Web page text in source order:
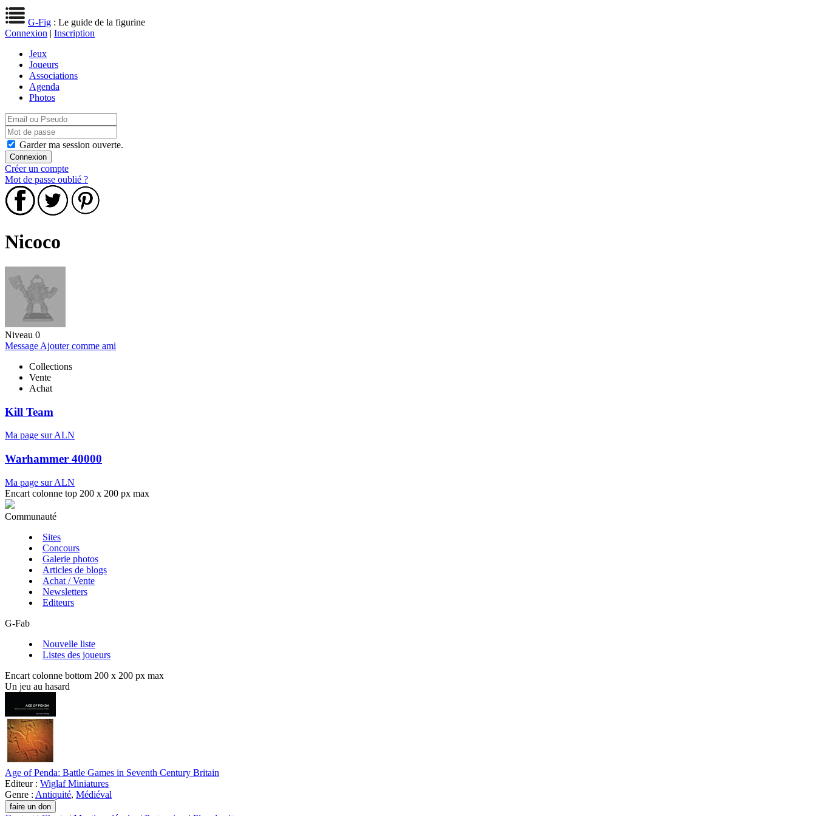
G-Fig : Le guide de la figurine
Connexion | Inscription
Jeux
Joueurs
Associations
Agenda
Photos
Garder ma session ouverte.
Créer un compte
Mot de passe oublié ?
Nicoco
Niveau 0
Message Ajouter comme ami
Collections
Vente
Achat
Kill Team
Ma page sur ALN
Warhammer 40000
Ma page sur ALN
Encart colonne top 200 x 200 px max
Communauté
Sites
Concours
Galerie photos
Articles de blogs
Achat / Vente
Newsletters
Editeurs
G-Fab
Nouvelle liste
Listes des joueurs
Encart colonne bottom 200 x 200 px max
Un jeu au hasard
Age of Penda: Battle Games in Seventh Century Britain
Editeur : Wiglaf Miniatures
Genre : Antiquité, Médiéval